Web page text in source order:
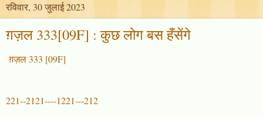
रविवार, 30 जुलाई 2023
ग़ज़ल 333[09F] : कुछ लोग बस हँसेंगे
ग़ज़ल 333 [09F]
221--2121----1221---212